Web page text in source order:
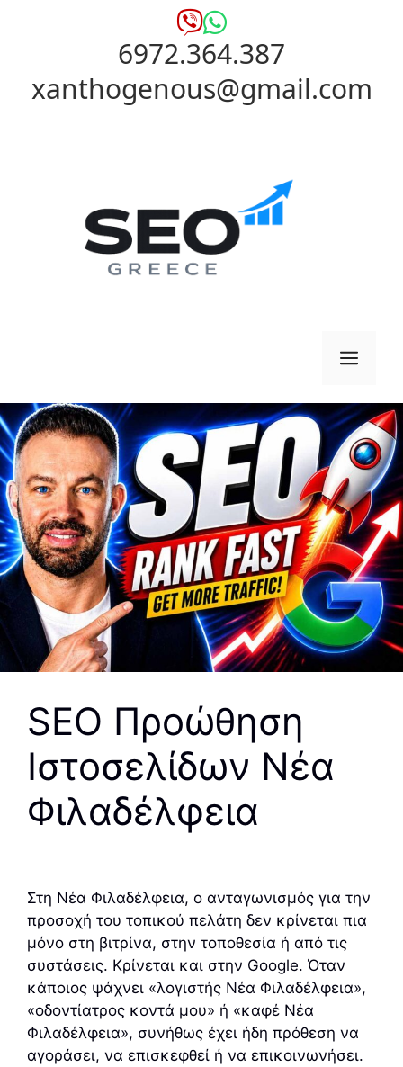
6972.364.387
xanthogenous@gmail.com
SEO Προώθηση
Ιστοσελίδων Νέα
Φιλαδέλφεια
Στη Νέα Φιλαδέλφεια, ο ανταγωνισμός για την
προσοχή του τοπικού πελάτη δεν κρίνεται πια
μόνο στη βιτρίνα, στην τοποθεσία ή από τις
συστάσεις. Κρίνεται και στην Google. Όταν
κάποιος ψάχνει «λογιστής Νέα Φιλαδέλφεια»,
«οδοντίατρος κοντά μου» ή «καφέ Νέα
Φιλαδέλφεια», συνήθως έχει ήδη πρόθεση να
αγοράσει, να επισκεφθεί ή να επικοινωνήσει.